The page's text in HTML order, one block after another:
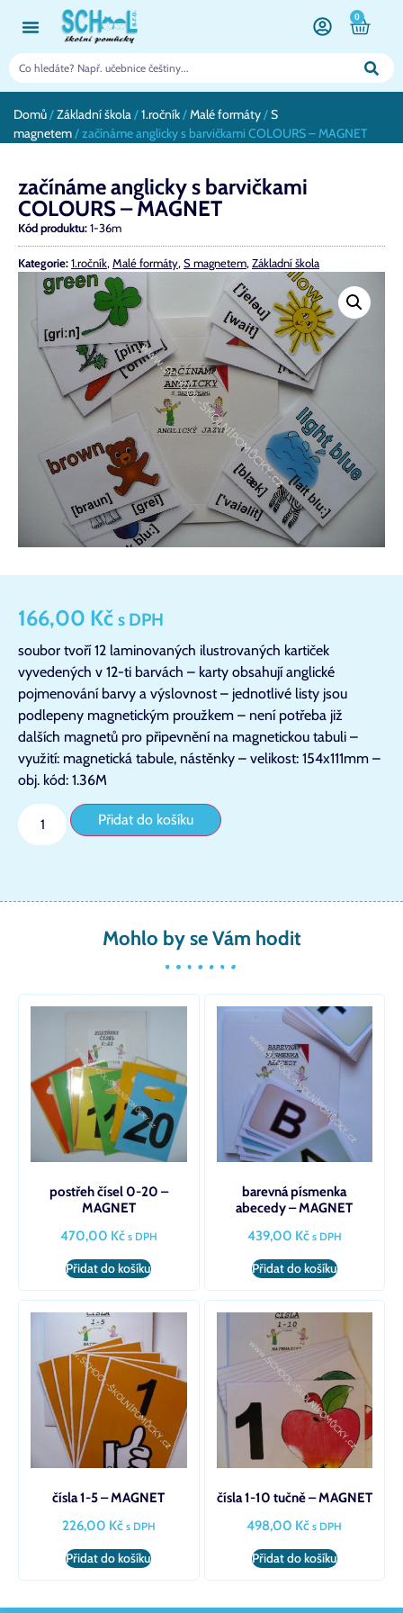
0
Domů/Základní škola/1.ročník/Malé formáty/S
magnetem/ začínáme anglicky s barvičkami COLOURS – MAGNET
začínáme anglicky s barvičkami
COLOURS – MAGNET
Kód produktu:1-36m
Kategorie:1.ročník, Malé formáty, S magnetem, Základní škola
166,00 Kč s DPH
soubor tvoří 12 laminovaných ilustrovaných kartiček
vyvedených v 12-ti barvách – karty obsahují anglické
pojmenování barvy a výslovnost – jednotlivé listy jsou
podlepeny magnetickým proužkem – není potřeba již
dalších magnetů pro připevnění na magnetickou tabuli –
využití: magnetická tabule, nástěnky – velikost: 154x111mm –
obj. kód: 1.36M
Přidat do košíku
Mohlo by se Vám hodit
postřeh čísel 0-20 –
MAGNET
470,00 Kč s DPH
Přidat do košíku
barevná písmenka
abecedy – MAGNET
439,00 Kč s DPH
Přidat do košíku
čísla 1-5 – MAGNET
226,00 Kč s DPH
Přidat do košíku
čísla 1-10 tučně – MAGNET
498,00 Kč s DPH
Přidat do košíku